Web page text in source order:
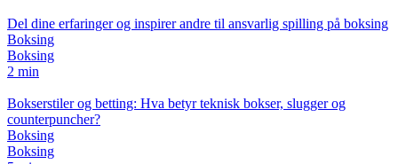
Del dine erfaringer og inspirer andre til ansvarlig spilling på boksing
Boksing
Boksing
2 min
Bokserstiler og betting: Hva betyr teknisk bokser, slugger og
counterpuncher?
Boksing
Boksing